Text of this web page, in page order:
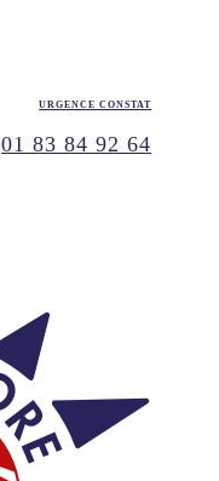
URGENCE CONSTAT
01 83 84 92 64